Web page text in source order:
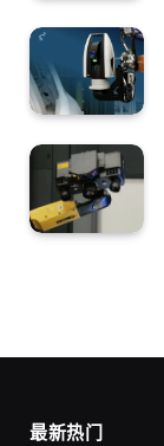
最新热门